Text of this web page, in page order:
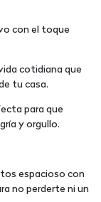
con el toque
cotidiana que
tu casa.
para que
y orgullo.
espacioso con
no perderte ni un